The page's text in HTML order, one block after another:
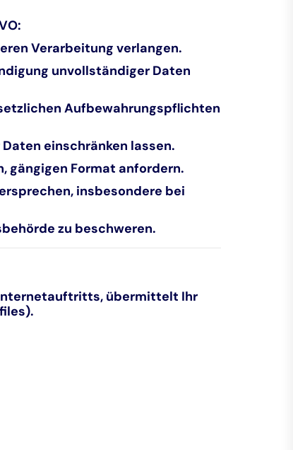
Verarbeitung verlangen.
unvollständiger Daten
Aufbewahrungspflichten
einschränken lassen.
gängigen Format anfordern.
insbesondere bei
zu beschweren.
übermittelt Ihr